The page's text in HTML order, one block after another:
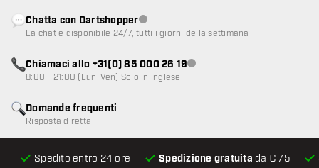
Spedito entro 24 ore Spedizione gratuita da € 75
Domande frequenti
Risposta diretta
Chatta con DartshopperServizio clienti non disponibile
La chat è disponibile 24/7, tutti i giorni della settimana
Chiamaci allo +31(0) 85 000 26 19Servizio clienti non disponibile
8:00 - 21:00 (Lun-Ven) Solo in inglese